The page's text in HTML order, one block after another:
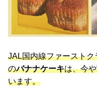
JAL国内線ファースト
のバナナケーキは、今
います。